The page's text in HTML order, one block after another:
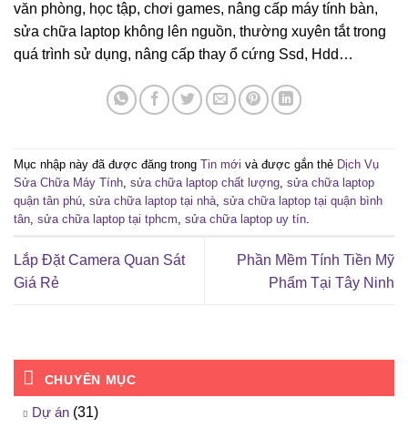
văn phòng, học tập, chơi games, nâng cấp máy tính bàn,
sửa chữa laptop không lên nguồn, thường xuyên tắt trong
quá trình sử dụng, nâng cấp thay ổ cứng Ssd, Hdd…
Mục nhập này đã được đăng trong Tin mới và được gắn thẻ Dịch Vụ
Sửa Chữa Máy Tính sửa chữa laptop chất lượng sửa chữa laptop
quận tân phú sửa chữa laptop tại nhà sửa chữa laptop tại quận bình
tân sửa chữa laptop tại tphcm sửa chữa laptop uy tín
Lắp Đặt Camera Quan Sát
Giá Rẻ
Phần Mềm Tính Tiền Mỹ
Phẩm Tại Tây Ninh
CHUYÊN MỤC
Dự án (31)